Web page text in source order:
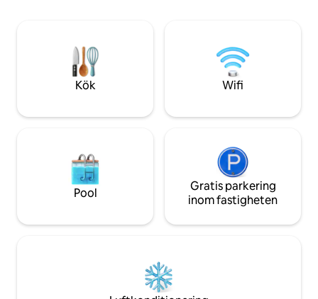
sevärdheterna. Denna lägenhet är
rymlig och bekväm för familjer,
strandresor och grupputflykter och är
den perfekta hemmabasen för vår- och
Kök Wifi
Pool
Gratis parkering
inom fastigheten